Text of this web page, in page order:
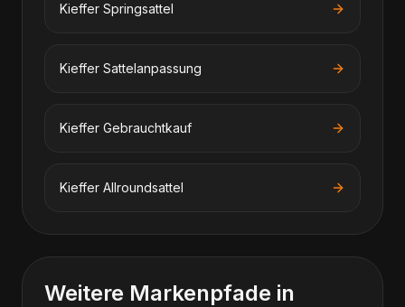
Kieffer Springsattel
Kieffer Sattelanpassung
Kieffer Gebrauchtkauf
Kieffer Allroundsattel
Weitere Markenpfade in